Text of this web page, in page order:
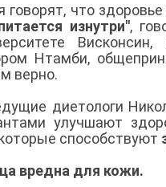
говорят, что
изнутри",
Нтамби,
верно.
диетологи
улучшают
способствуют
вредна для кожи.